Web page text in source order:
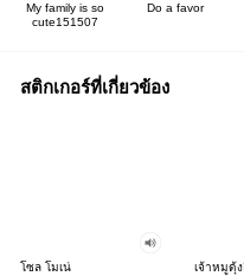
My family is so
cute151507
Do a favor
สติกเกอร์ที่เกี่ยวข้อง
โซล โมเน่ เจ้าหมูดุ้